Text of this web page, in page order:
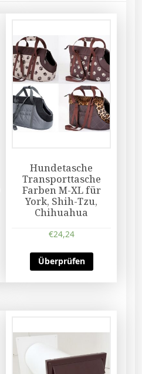
Hundetasche
Transporttasche
Farben M-XL für
York, Shih-Tzu,
Chihuahua
€24,24
Überprüfen